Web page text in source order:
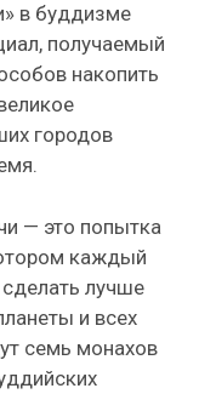
в буддизме
получаемый
накопить
городов
— это попытка
каждый
лучше
и всех
семь монахов